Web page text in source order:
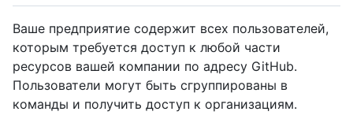
Ваше предприятие содержит всех пользователей,
которым требуется доступ к любой части
ресурсов вашей компании по адресу GitHub.
Пользователи могут быть сгруппированы в
команды и получить доступ к организациям.